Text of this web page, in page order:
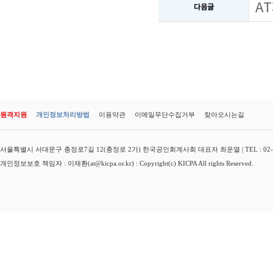
다음글
원격지원 개인정보처리방법 이용약관 이메일무단수집거부 찾아오시는길
서울특별시 서대문구 충정로7길 12(충정로 2가) 한국공인회계사회 대표자 최운열 | TEL :
개인정보보호 책임자 : 이재환(at@kicpa.or.kr) : Copyright(c) KICPA All rights Reserved.